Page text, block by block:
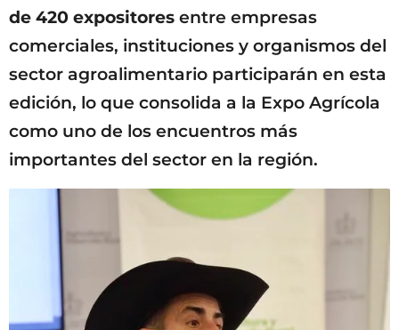
de 420 expositores entre empresas
comerciales, instituciones y organismos del
sector agroalimentario participarán en esta
edición, lo que consolida a la Expo Agrícola
como uno de los encuentros más
importantes del sector en la región.